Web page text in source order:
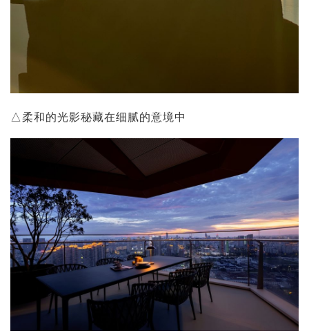
△柔和的光影秘藏在细腻的意境中